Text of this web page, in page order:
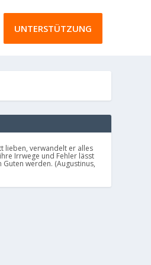
UNTERSTÜTZUNG
lieben, verwandelt er alles
Irrwege und Fehler lässt
Guten werden. (Augustinus,